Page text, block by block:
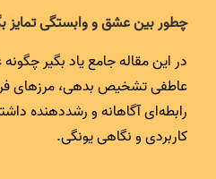
چطور بین عشق و وابستگی تمایز
در این مقاله جامع یاد بگیر
عاطفی تشخیص بدهی، مرزهای
رابطه‌ای آگاهانه و رشددهنده
کاربردی و نگاهی یونگی.